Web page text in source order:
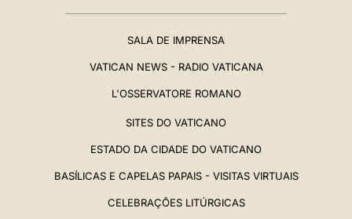
SALA DE IMPRENSA
VATICAN NEWS - RADIO VATICANA
L'OSSERVATORE ROMANO
SITES DO VATICANO
ESTADO DA CIDADE DO VATICANO
BASÍLICAS E CAPELAS PAPAIS - VISITAS VIRTUAIS
CELEBRAÇÕES LITÚRGICAS